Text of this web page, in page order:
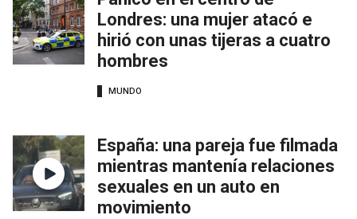
Londres: una mujer atacó e
hirió con unas tijeras a cuatro
hombres
MUNDO
España: una pareja fue filmada
mientras mantenía relaciones
sexuales en un auto en
movimiento